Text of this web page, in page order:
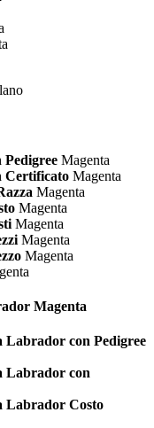
Magenta
Certificato Magenta
Magenta
Magenta
Magenta
Magenta
Magenta
Magenta
Labrador con Pedigree
Labrador con
Labrador Costo